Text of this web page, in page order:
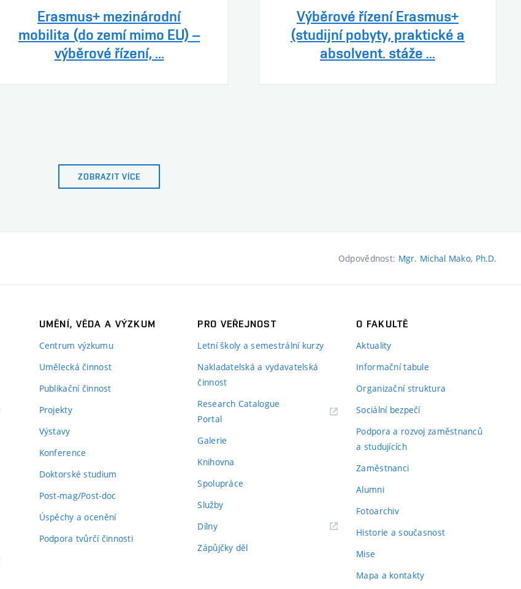
Erasmus+ mezinárodní
mobilita (do zemí mimo EU) –
výběrové řízení, ...
Výběrové řízení Erasmus+
(studijní pobyty, praktické a
absolvent. stáže ...
ZOBRAZIT VÍCE
Odpovědnost: Mgr. Michal Mako, Ph.D.
UMĚNÍ, VĚDA A VÝZKUM
Centrum výzkumu
Umělecká činnost
Publikační činnost
Projekty
Výstavy
Konference
Doktorské studium
Post-mag/Post-doc
Úspěchy a ocenění
Podpora tvůrčí činnosti
PRO VEŘEJNOST
Letní školy a semestrální kurzy
Nakladatelská a vydavatelská
činnost
Research Catalogue
Portal
Galerie
Knihovna
Spolupráce
Služby
Dílny
Zápůjčky děl
O FAKULTĚ
Aktuality
Informační tabule
Organizační struktura
Sociální bezpečí
Podpora a rozvoj zaměstnanců
a studujících
Zaměstnanci
Alumni
Fotoarchiv
Historie a současnost
Mise
Mapa a kontakty